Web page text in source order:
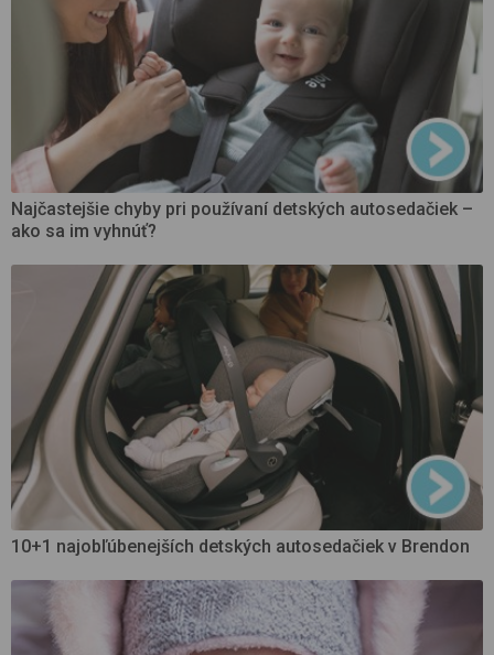
Najčastejšie chyby pri používaní detských autosedačiek –
ako sa im vyhnúť?
10+1 najobľúbenejších detských autosedačiek v Brendon